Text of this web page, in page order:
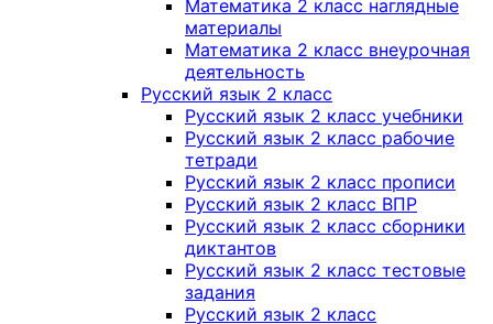
Математика 2 класс наглядные
материалы
Математика 2 класс внеурочная
деятельность
Русский язык 2 класс
Русский язык 2 класс учебники
Русский язык 2 класс рабочие
тетради
Русский язык 2 класс прописи
Русский язык 2 класс ВПР
Русский язык 2 класс сборники
диктантов
Русский язык 2 класс тестовые
задания
Русский язык 2 класс